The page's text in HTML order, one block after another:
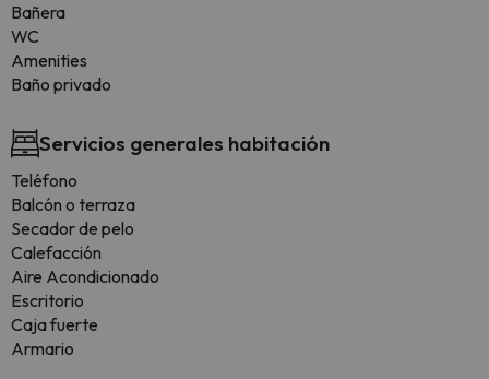
Bañera
WC
Amenities
Baño privado
Servicios generales habitación
Teléfono
Balcón o terraza
Secador de pelo
Calefacción
Aire Acondicionado
Escritorio
Caja fuerte
Armario